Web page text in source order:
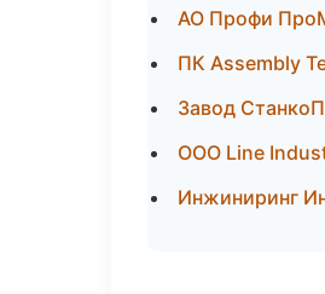
АО Профи
ПК Assembly
Завод
ООО Line
Инжиниринг